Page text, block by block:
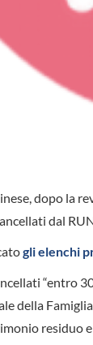
dopo la
dal
gli elenchi
“entro
della
residuo